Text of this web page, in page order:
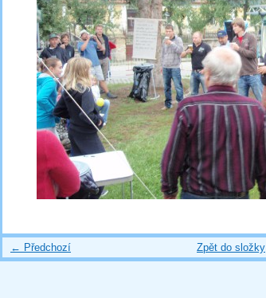
← Předchozí Zpět do složky